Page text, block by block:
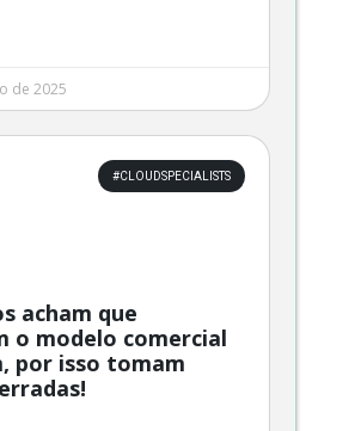
de 2025
#CLOUDSPECIALISTS
acham que
o modelo comercial
por isso tomam